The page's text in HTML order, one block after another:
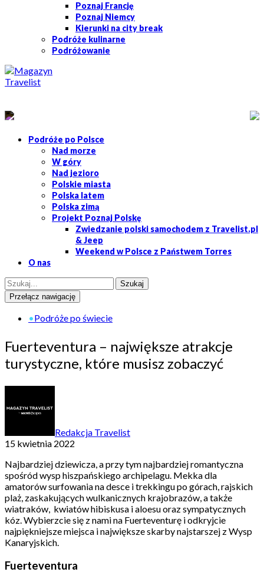
Poznaj Francję
Poznaj Niemcy
Kierunki na city break
Podróże kulinarne
Podróżowanie
Podróże po Polsce
Nad morze
W góry
Nad jezioro
Polskie miasta
Polska latem
Polska zimą
Projekt Poznaj Polskę
Zwiedzanie polski samochodem z Travelist.pl
& Jeep
Weekend w Polsce z Państwem Torres
O nas
Przełącz nawigację
•Podróże po świecie
Fuerteventura – największe atrakcje
turystyczne, które musisz zobaczyć
Redakcja Travelist
15 kwietnia 2022
Najbardziej dziewicza, a przy tym najbardziej romantyczna
spośród wysp hiszpańskiego archipelagu. Mekka dla
amatorów surfowania na desce i trekkingu po górach, rajskich
plaż, zaskakujących wulkanicznych krajobrazów, a także
wiatraków, kwiatów hibiskusa i aloesu oraz sympatycznych
kóz. Wybierzcie się z nami na Fuerteventurę i odkryjcie
najpiękniejsze miejsca i największe skarby najstarszej z Wysp
Kanaryjskich.
Fuerteventura